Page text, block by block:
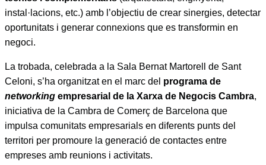
instal·lacions, etc.) amb l’objectiu de crear sinergies, detectar
oportunitats i generar connexions que es transformin en
negoci.
La trobada, celebrada a la Sala Bernat Martorell de Sant
Celoni, s’ha organitzat en el marc del programa de
networking empresarial de la Xarxa de Negocis Cambra,
iniciativa de la Cambra de Comerç de Barcelona que
impulsa comunitats empresarials en diferents punts del
territori per promoure la generació de contactes entre
empreses amb reunions i activitats.